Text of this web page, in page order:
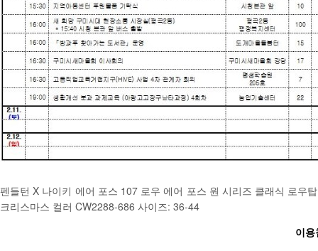
펜들턴 X 나이키 에어 포스 107 로우 에어 포스 원 시리즈 클래식 로우
크리스마스 컬러 CW2288-686 사이즈: 36-44
이